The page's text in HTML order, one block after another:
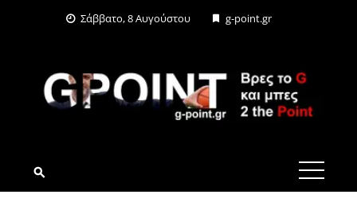
Σάββατο, 8 Αυγούστου g-point.gr
G-POINT.GR